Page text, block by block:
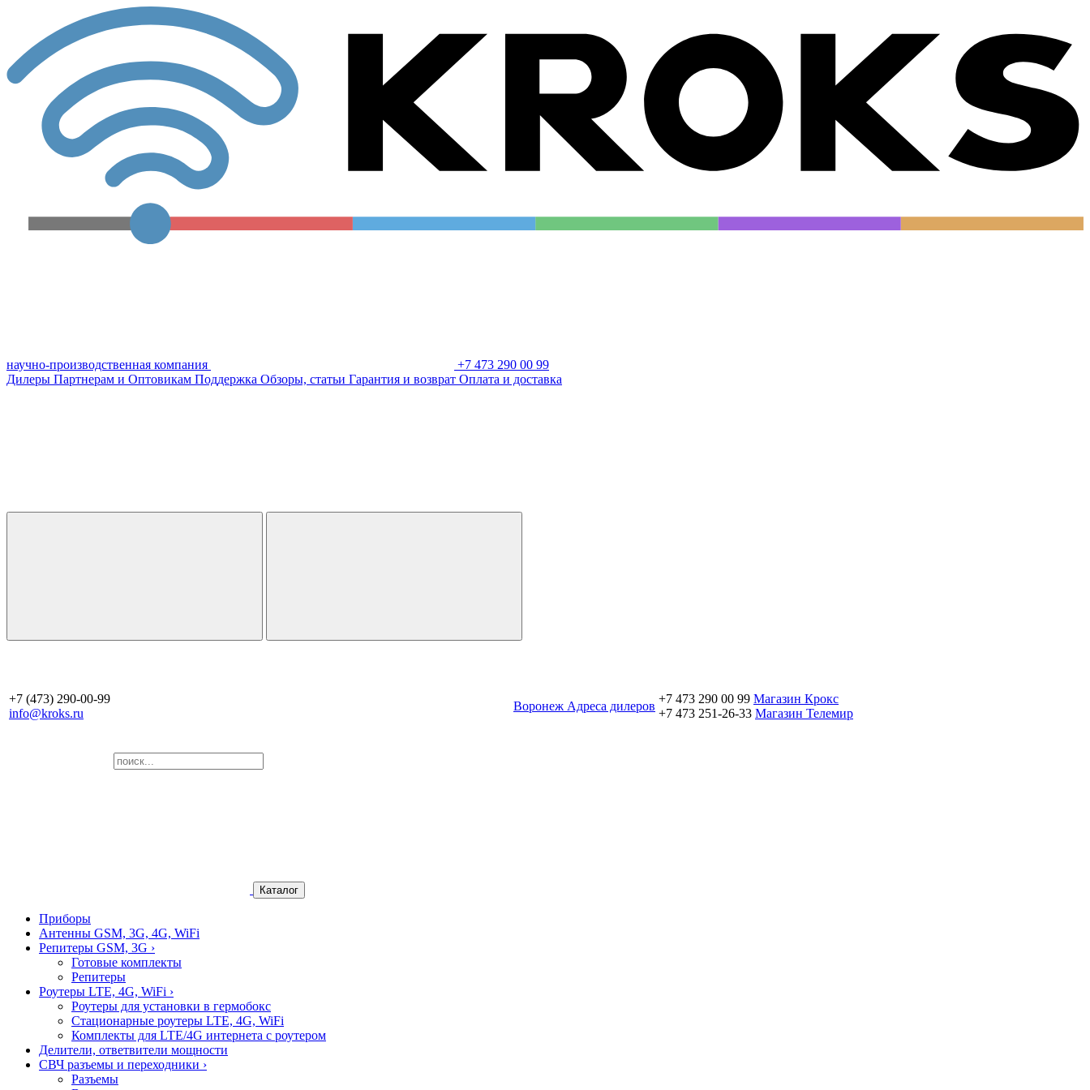
научно-производственная компания
+7 473 290 00 99
Дилеры Партнерам и Оптовикам Поддержка Обзоры, статьи Гарантия и возврат Оплата и доставка
+7 (473) 290-00-99
info@kroks.ru
Воронеж Aдреса дилеров
+7 473 290 00 99 Магазин Крокс
+7 473 251-26-33 Магазин Телемир
Каталог
Приборы
Антенны GSM, 3G, 4G, WiFi
Репитеры GSM, 3G ›
Готовые комплекты
Репитеры
Роутеры LTE, 4G, WiFi ›
Роутеры для установки в гермобокс
Стационарные роутеры LTE, 4G, WiFi
Комплекты для LTE/4G интернета с роутером
Делители, ответвители мощности
СВЧ разъемы и переходники ›
Разъемы